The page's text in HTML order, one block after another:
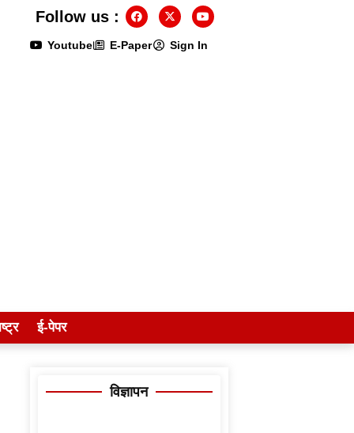
Youtube E-Paper Sign In
Follow us :
ई-पेपर
विज्ञापन